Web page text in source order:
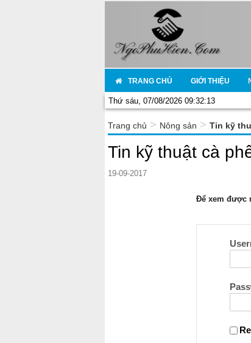
TRANG CHỦ GIỚI THIỆU
Thứ sáu, 07/08/2026 09:32:13
Trang chủ > Nông sản > Tin kỹ
Tin kỹ thuật cà
19-09-2017
Để xem được